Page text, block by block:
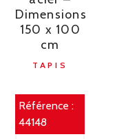
Dimensions
150 x 100
cm
TAPIS
Référence :
44148